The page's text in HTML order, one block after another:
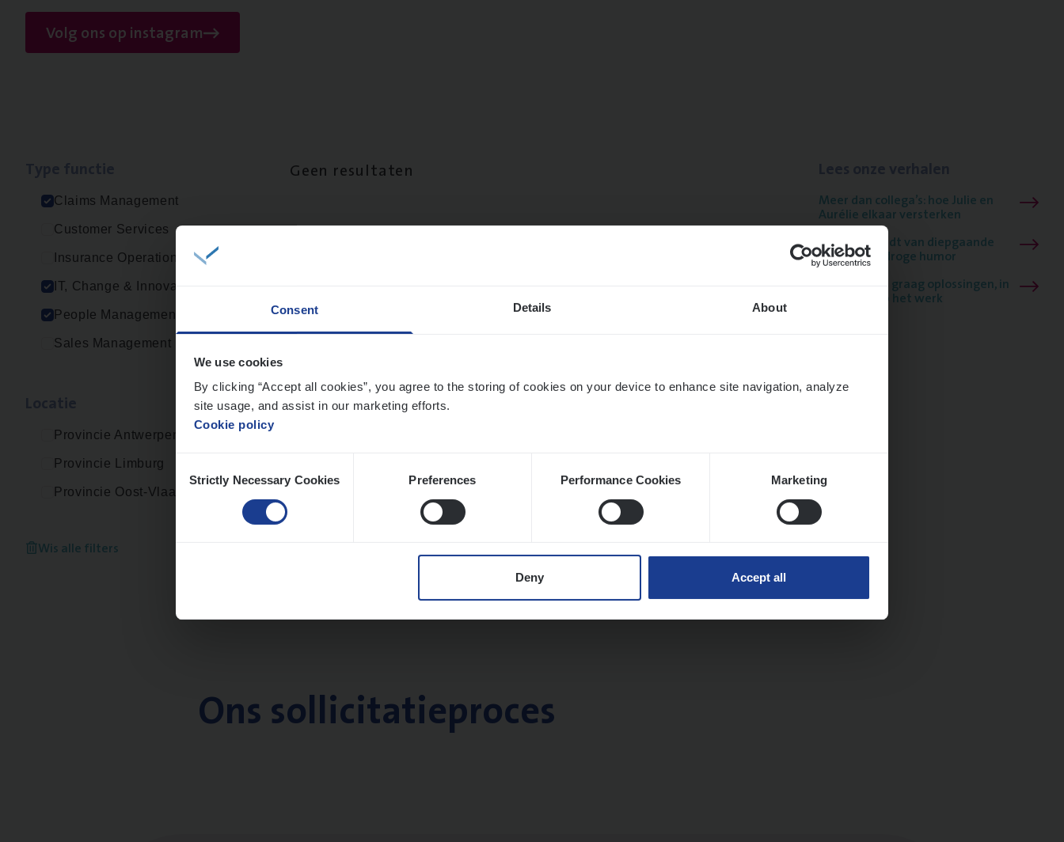
Consent Details About
We use cookies
By clicking “Accept all cookies”, you agree to the storing of cookies on your device to enhance site navigation, analyze
site usage, and assist in our marketing efforts.
Cookie policy
Selection
Strictly Necessary Cookies Preferences Performance Cookies Marketing
Deny Accept all
Volg ons op instagram
Claims Management
Customer Services
Insurance Operations
IT, Change & Innovation
People Management
Sales Management
Provincie Antwerpen
Provincie Limburg
Provincie Oost-Vlaanderen
Wis alle filters
Geen resultaten
Meer dan collega’s: hoe Julie en
Aurélie elkaar versterken
Mathias houdt van diepgaande
dossiers én droge humor
Thalia zoekt graag oplossingen, in
games én op het werk
Ons sollicitatieproces